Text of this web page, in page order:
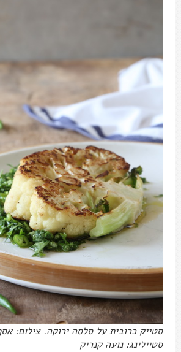
סטייק כרובית על סלסה ירוקה. צילום:
סטיילינג: נועה קנריק